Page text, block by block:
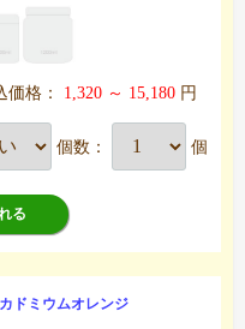
価格： 1,320 ～ 15,180 円
個数： 個
る
ドミウムオレンジ